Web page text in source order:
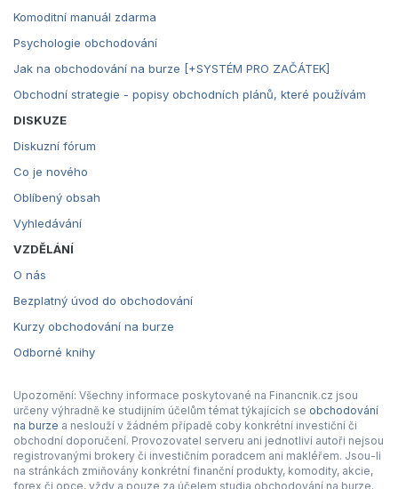
Komoditní manuál zdarma
Psychologie obchodování
Jak na obchodování na burze [+SYSTÉM PRO ZAČÁTEK]
Obchodní strategie - popisy obchodních plánů, které používám
DISKUZE
Diskuzní fórum
Co je nového
Oblíbený obsah
Vyhledávání
VZDĚLÁNÍ
O nás
Bezplatný úvod do obchodování
Kurzy obchodování na burze
Odborné knihy
Upozornění: Všechny informace poskytované na Financnik.cz jsou
určeny výhradně ke studijním účelům témat týkajících se obchodování
na burze a neslouží v žádném případě coby konkrétní investiční či
obchodní doporučení. Provozovatel serveru ani jednotliví autoři nejsou
registrovanými brokery či investičním poradcem ani makléřem. Jsou-li
na stránkách zmiňovány konkrétní finanční produkty, komodity, akcie,
forex či opce, vždy a pouze za účelem studia obchodování na burze.